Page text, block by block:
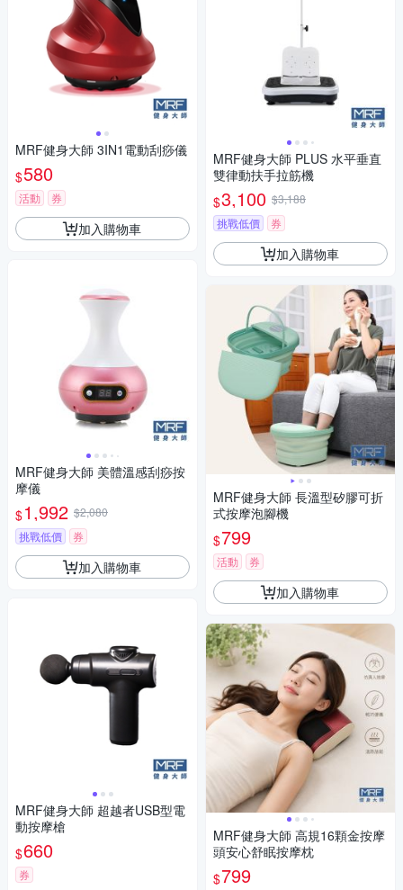
MRF健身大師 3IN1電動刮痧儀
$580
活動 券
加入購物車
MRF健身大師 美體溫感刮痧按
摩儀
$1,992 $2,080
挑戰低價
券
加入購物車
MRF健身大師 超越者USB型電
動按摩槍
$660
券
MRF健身大師 PLUS ⽔平垂直
雙律動扶⼿拉筋機
$3,100 $3,188
挑戰低價
券
加入購物車
MRF健身大師 長溫型矽膠可折
式按摩泡腳機
$799
活動 券
加入購物車
MRF健身大師 高規16顆金按摩
頭安心舒眠按摩枕
$799